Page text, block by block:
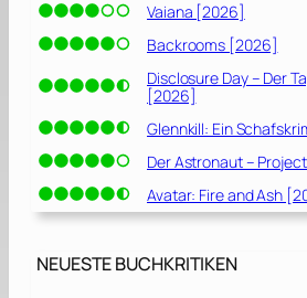
Vaiana [2026]
Backrooms [2026]
Disclosure Day – Der
[2026]
Glennkill: Ein
Der Astronaut –
Avatar: Fire and Ash
NEUESTE BUCHKRITIKEN